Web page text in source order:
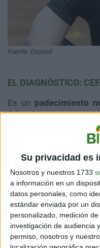
Su privacidad es
Nosotros y nuestros 1733
a información en un
datos personales, como
estándar enviada por un
personalizado, medición
investigación de audiencia
permiso, nosotros y
Fuente: Espinof
EL DIAGNÓSTICO:
Es un padecimiento
Además, se
Personas que
inconveniente de que
Según
una migraña
ese momento
un cobarde.
y no entendía